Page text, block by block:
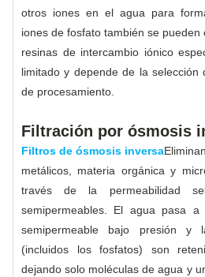
otros iones en el agua para
iones de fosfato también se
resinas de intercambio iónico
limitado y depende de la selección
de procesamiento.
Filtración por ósmosis
Filtros de ósmosis inversa
metálicos, materia orgánica y
través de la permeabilidad
semipermeables. El agua pasa
semipermeable bajo presión y
(incluidos los fosfatos) son
dejando solo moléculas de agua y